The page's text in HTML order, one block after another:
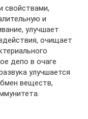
свойствами,
и
улучшает
очищает
депо в очаге
улучшается
веществ,